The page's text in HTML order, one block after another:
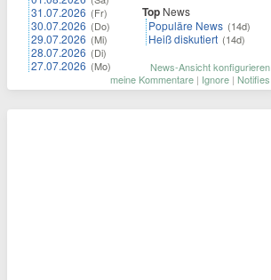
31.07.2026 (Fr)
30.07.2026 (Do)
29.07.2026 (Mi)
28.07.2026 (Di)
27.07.2026 (Mo)
Top News
Populäre News (14d)
Heiß diskutiert (14d)
News-Ansicht konfigurieren
meine Kommentare | Ignore | Notifies